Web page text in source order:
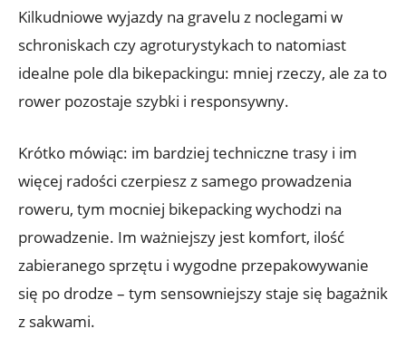
Kilkudniowe wyjazdy na gravelu z noclegami w
schroniskach czy agroturystykach to natomiast
idealne pole dla bikepackingu: mniej rzeczy, ale za to
rower pozostaje szybki i responsywny.
Krótko mówiąc: im bardziej techniczne trasy i im
więcej radości czerpiesz z samego prowadzenia
roweru, tym mocniej bikepacking wychodzi na
prowadzenie. Im ważniejszy jest komfort, ilość
zabieranego sprzętu i wygodne przepakowywanie
się po drodze – tym sensowniejszy staje się bagażnik
z sakwami.